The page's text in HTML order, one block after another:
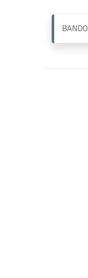
BANDO